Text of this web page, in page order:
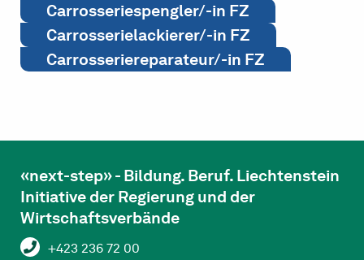
Carrosseriespengler/-in FZ
Carrosserielackierer/-in FZ
Carrosseriereparateur/-in FZ
«next-step» - Bildung. Beruf. Liechtenstein
Initiative der Regierung und der
Wirtschaftsverbände
+423 236 72 00